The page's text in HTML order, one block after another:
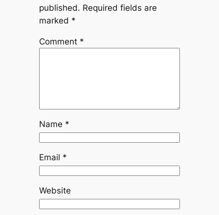
published. Required fields are
marked *
Comment *
Name *
Email *
Website